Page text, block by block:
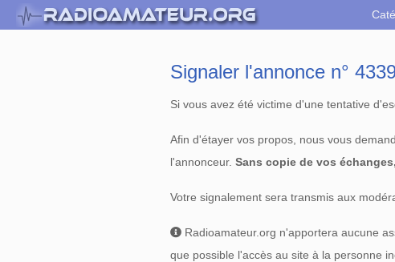
Signaler l'annonce n°
Si vous avez été victime d'une tentative
Afin d'étayer vos propos, nous vous
l'annonceur. Sans copie de vos
Votre signalement sera transmis aux
Radioamateur.org n'apportera aucune
que possible l'accès au site à la personne